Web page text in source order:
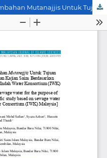
Penggunaan Semula Air Kumbahan Mutanajjis Untuk Tujuan Taharah: Satu Analisa Fiqah dan Kajian Sains Berdasarkan Amalan Rawatan Kumbahan oleh Indah Water Konsortium (IWK)